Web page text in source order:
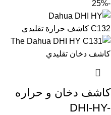
-25%
كاشف دخان و حراره
DHI-HY-